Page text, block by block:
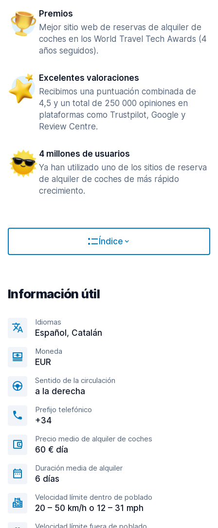
Premios
Mejor sitio web de reservas de alquiler de
coches en los World Travel Tech Awards (4
años seguidos).
Excelentes valoraciones
Recibimos una puntuación combinada de
4,5 y un total de 250 000 opiniones en
plataformas como Trustpilot, Google y
Review Centre.
4 millones de usuarios
Ya han utilizado uno de los sitios de reserva
de alquiler de coches de más rápido
crecimiento.
Índice
Información útil
Idiomas
Español, Catalán
Moneda
EUR
Sentido de la circulación
a la derecha
Prefijo telefónico
+34
Precio medio de alquiler de coches
60 € día
Duración media de alquiler
6 días
Velocidad límite dentro de poblado
20 – 50 km/h o 12 – 31 mph